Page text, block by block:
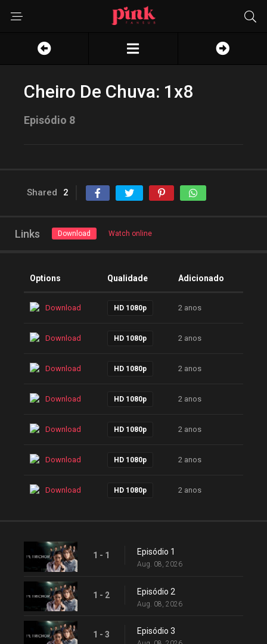
Cheiro De Chuva: 1x8
Episódio 8
Shared 2
Links Download Watch online
Options Qualidade Adicionado
Download HD 1080p 2 anos
Download HD 1080p 2 anos
Download HD 1080p 2 anos
Download HD 1080p 2 anos
Download HD 1080p 2 anos
Download HD 1080p 2 anos
Download HD 1080p 2 anos
1 - 1 Episódio 1
Aug. 08, 2026
1 - 2 Episódio 2
Aug. 08, 2026
1 - 3 Episódio 3